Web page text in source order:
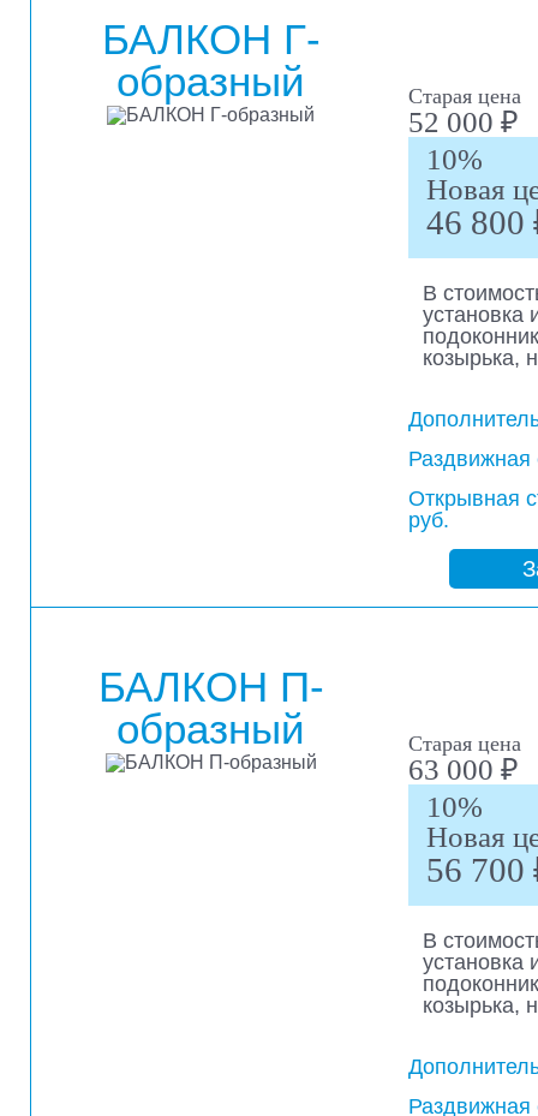
БАЛКОН Г-
образный
Старая цена
52 000 ₽
10%
Новая
46 800
В
установка
козырька,
Раздвижная
Открывная
руб.
БАЛКОН П-
образный
Старая цена
63 000 ₽
10%
Новая
56 700
В
установка
козырька,
Раздвижная